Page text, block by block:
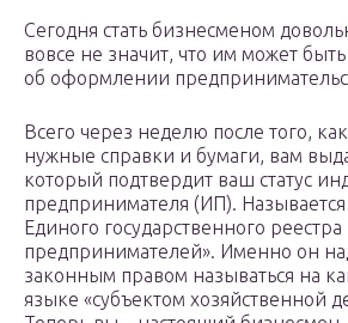
Сегодня стать бизнесменом
вовсе не значит, что им может
об оформлении
Всего через неделю после того,
нужные справки и бумаги, вам
который подтвердит ваш статус
предпринимателя (ИП). Называется
Единого государственного
предпринимателей». Именно он
законным правом называться на
языке «субъектом хозяйственной